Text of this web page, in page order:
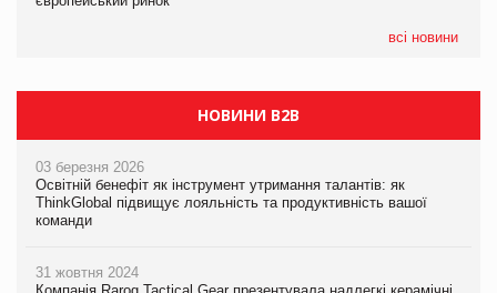
всі новини
НОВИНИ B2B
03 березня 2026
Освітній бенефіт як інструмент утримання талантів: як
ThinkGlobal підвищує лояльність та продуктивність вашої
команди
31 жовтня 2024